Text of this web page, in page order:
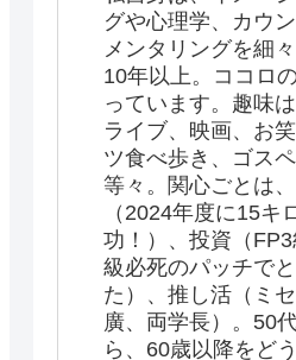
グや心理学、カウン
メンタリングを細
10年以上。ココロ
っています。趣味
ライブ、映画、お
ツ食べ歩き、ゴスペ
等々。関心ごとは
（2024年度に15キ
功！）、投資（FP3
級必死のパッチで
た）、推し活（ミ
廣、両学長）。50
ら、60歳以降をど